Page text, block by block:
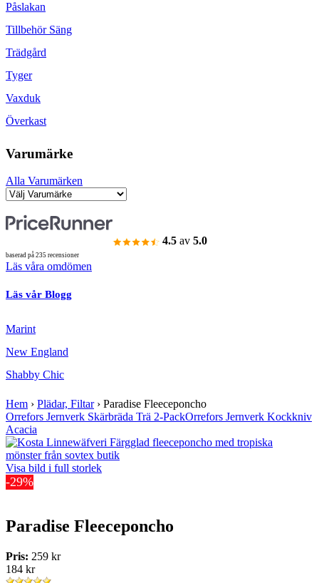
Påslakan
Tillbehör Säng
Trädgård
Tyger
Vaxduk
Överkast
Varumärke
Alla Varumärken
4.5 av 5.0
baserad på 235 recensioner
Läs våra omdömen
Läs vår Blogg
Marint
New England
Shabby Chic
Hem › Plädar, Filtar› Paradise Fleeceponcho
Orrefors Jernverk Skärbräda Trä 2-PackOrrefors Jernverk Kockkniv
Acacia
Visa bild i full storlek
-29%
Paradise Fleeceponcho
Pris: 259 kr
184 kr